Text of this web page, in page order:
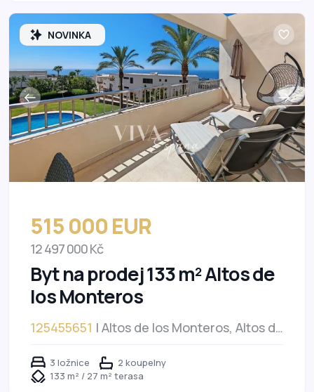
NOVINKA
515 000 EUR
12 497 000 Kč
Byt na prodej 133 m² Altos de
los Monteros
125455651 | Altos de los Monteros, Altos de
3 ložnice
2 koupelny
133 m² / 27 m² terasa